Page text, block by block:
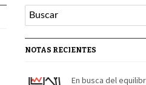
NOTAS RECIENTES
En busca del